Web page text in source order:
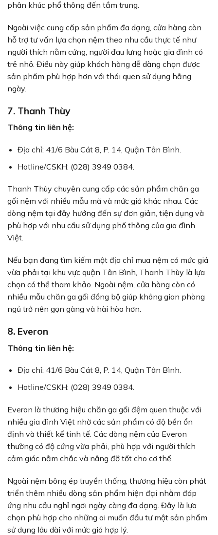
phân khúc phổ thông đến tầm trung.
Ngoài việc cung cấp sản phẩm đa dạng, cửa hàng còn
hỗ trợ tư vấn lựa chọn nệm theo nhu cầu thực tế như
người thích nằm cứng, người đau lưng hoặc gia đình có
trẻ nhỏ. Điều này giúp khách hàng dễ dàng chọn được
sản phẩm phù hợp hơn với thói quen sử dụng hằng
ngày.
7. Thanh Thùy
Thông tin liên hệ:
Địa chỉ: 41/6 Bàu Cát 8, P. 14, Quận Tân Bình.
Hotline/CSKH: (028) 3949 0384.
Thanh Thùy chuyên cung cấp các sản phẩm chăn ga
gối nệm với nhiều mẫu mã và mức giá khác nhau. Các
dòng nệm tại đây hướng đến sự đơn giản, tiện dụng và
phù hợp với nhu cầu sử dụng phổ thông của gia đình
Việt.
Nếu bạn đang tìm kiếm một địa chỉ mua nệm có mức giá
vừa phải tại khu vực quận Tân Bình, Thanh Thùy là lựa
chọn có thể tham khảo. Ngoài nệm, cửa hàng còn có
nhiều mẫu chăn ga gối đồng bộ giúp không gian phòng
ngủ trở nên gọn gàng và hài hòa hơn.
8. Everon
Thông tin liên hệ:
Địa chỉ: 41/6 Bàu Cát 8, P. 14, Quận Tân Bình.
Hotline/CSKH: (028) 3949 0384.
Everon là thương hiệu chăn ga gối đệm quen thuộc với
nhiều gia đình Việt nhờ các sản phẩm có độ bền ổn
định và thiết kế tinh tế. Các dòng nệm của Everon
thường có độ cứng vừa phải, phù hợp với người thích
cảm giác nằm chắc và nâng đỡ tốt cho cơ thể.
Ngoài nệm bông ép truyền thống, thương hiệu còn phát
triển thêm nhiều dòng sản phẩm hiện đại nhằm đáp
ứng nhu cầu nghỉ ngơi ngày càng đa dạng. Đây là lựa
chọn phù hợp cho những ai muốn đầu tư một sản phẩm
sử dụng lâu dài với mức giá hợp lý.